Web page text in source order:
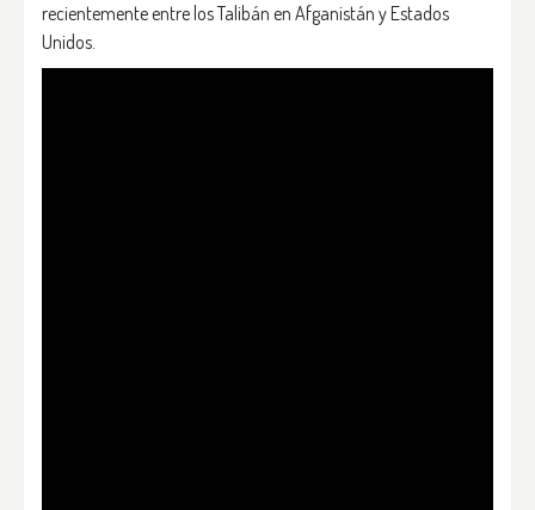
recientemente entre los Talibán en Afganistán y Estados
Unidos.